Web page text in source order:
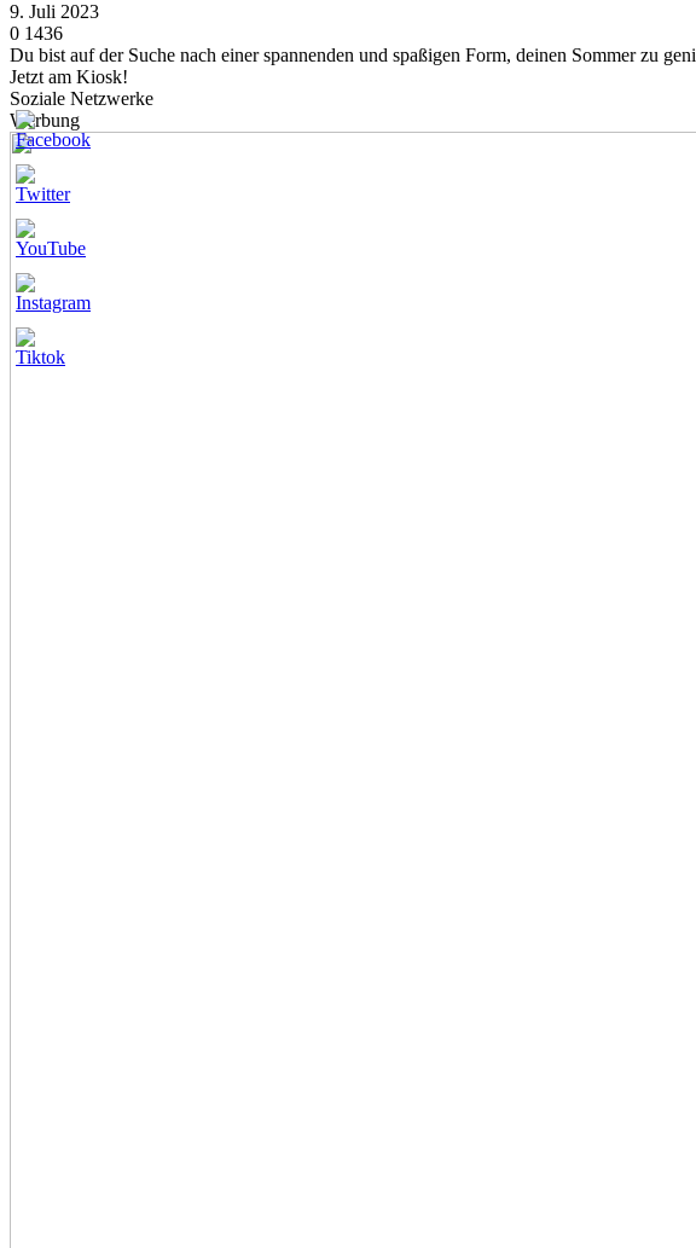
9. Juli 2023
0 1436
Du bist auf der Suche nach einer spannenden und spaßigen Form, deinen Sommer zu
Jetzt am Kiosk!
Soziale Netzwerke
Werbung